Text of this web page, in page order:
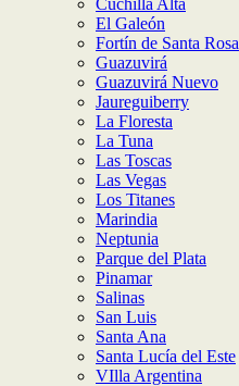
Cuchilla Alta
El Galeón
Fortín de Santa Rosa
Guazuvirá
Guazuvirá Nuevo
Jaureguiberry
La Floresta
La Tuna
Las Toscas
Las Vegas
Los Titanes
Marindia
Neptunia
Parque del Plata
Pinamar
Salinas
San Luis
Santa Ana
Santa Lucía del Este
VIlla Argentina